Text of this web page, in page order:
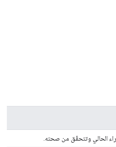
الحالي وتتحقّق من صحته.